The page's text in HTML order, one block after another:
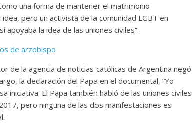
una forma de mantener el matrimonio
pero un activista de la comunidad LGBT en
la idea de las uniones civiles”.
de arzobispo
de la agencia de noticias católicas de Argentina negó
la declaración del Papa en el documental, “Yo
iniciativa. El Papa también habló de las uniones civiles
pero ninguna de las dos manifestaciones es